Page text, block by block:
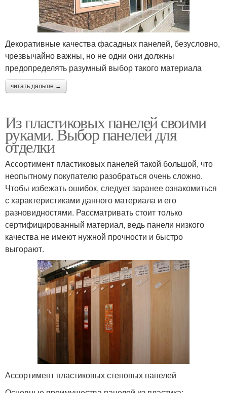
Декоративные качества фасадных панелей, безусловно,
чрезвычайно важны, но не одни они должны
предопределять разумный выбор такого материала
читать дальше →
Из пластиковых панелей своими
руками. Выбор панелей для
отделки
Ассортимент пластиковых панелей такой большой, что
неопытному покупателю разобраться очень сложно.
Чтобы избежать ошибок, следует заранее ознакомиться
с характеристиками данного материала и его
разновидностями. Рассматривать стоит только
сертифицированный материал, ведь панели низкого
качества не имеют нужной прочности и быстро
выгорают.
Ассортимент пластиковых стеновых панелей